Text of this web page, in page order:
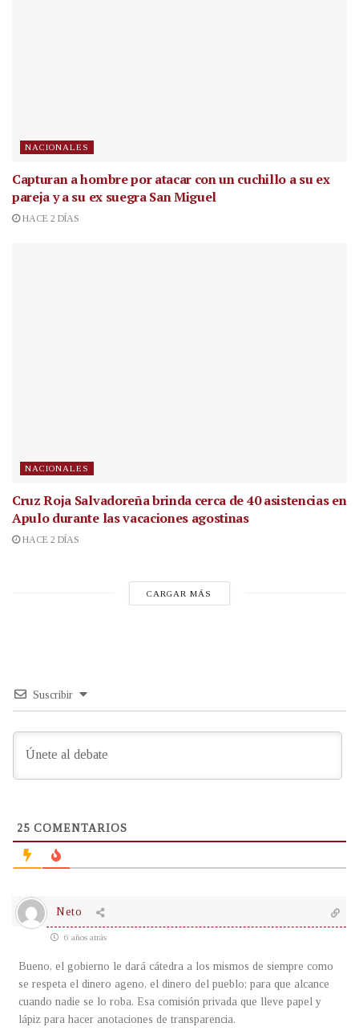
NACIONALES
Capturan a hombre por atacar con un cuchillo a su ex
pareja y a su ex suegra San Miguel
HACE 2 DÍAS
NACIONALES
Cruz Roja Salvadoreña brinda cerca de 40 asistencias en
Apulo durante las vacaciones agostinas
HACE 2 DÍAS
CARGAR MÁS
Suscribir
25 COMENTARIOS
Neto
6 años atrás
Bueno, el gobierno le dará cátedra a los mismos de siempre como
se respeta el dinero ageno, el dinero del pueblo; para que alcance
cuando nadie se lo roba. Esa comisión privada que lleve papel y
lápiz para hacer anotaciones de transparencia.